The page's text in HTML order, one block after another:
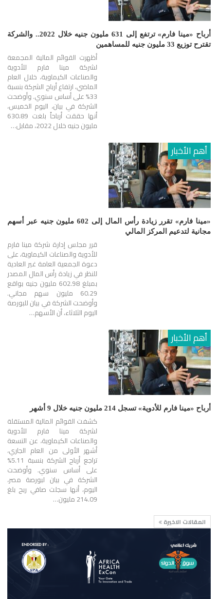
أرباح «مينا فارم» ترتفع إلى 631 مليون جنيه خلال 2022.. والشركة
تقترح توزيع 33 مليون جنيه للمساهمين
أظهرت القوائم المالية المجمعة
لشركة مينا فارم للأدوية
والصناعات الكيماوية، خلال العام
الماضي، ارتفاع أرباح الشركة بنسبة
33% على أساس سنوي. وأوضحت
الشركة في بيان، اليوم الخميس،
أنها حققت أرباحاً بلغت 630.89
مليون جنيه خلال 2022، مقابل…
أهم الأخبار
«مينا فارم» تقرر زيادة رأس المال إلى 602 مليون جنيه عبر أسهم
مجانية لتدعيم المركز المالي
قرر مجلس إدارة شركة مينا فارم
للأدوية والصناعات الكيماوية، على
دعوة الجمعية العامة غير العادية
للنظر في زيادة رأس المال المصدر
بمبلغ 602.98 مليون جنيه بواقع
60.29 مليون سهم مجاني.
وأوضحت الشركة في بيان للبورصة
اليوم الثلاثاء، أن الأسهم…
أهم الأخبار
أرباح «مينا فارم للأدوية» تسجل 214 مليون جنيه خلال 9 أشهر
كشفت القوائم المالية المستقلة
لشركة مينا فارم للأدوية
والصناعات الكيماوية، عن التسعة
أشهر الأولى من العام الجاري،
تراجع أرباح الشركة بنسبة 5.11%
على أساس سنوي. وأوضحت
الشركة في بيان لبورصة مصر،
اليوم، أنها سجلت صافي ربح بلغ
214.09 مليون…
المقالات الاخيرة